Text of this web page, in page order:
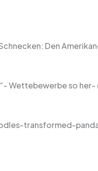
Den
Wettebewerbe so
transformed-